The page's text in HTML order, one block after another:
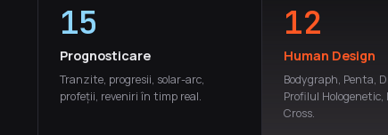
15
Prognosticare
Tranzite, progresii, solar-arc,
profeții, reveniri în timp real.
12
Human Design
Bodygraph, Penta,
Profilul
Cross.